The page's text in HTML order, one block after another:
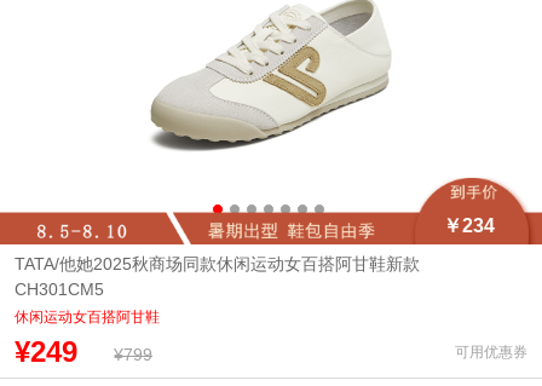
￥234
TATA/他她2025秋商场同款休闲运动女百搭阿甘鞋新款
CH301CM5
休闲运动女百搭阿甘鞋
¥249 ¥799 可用优惠券